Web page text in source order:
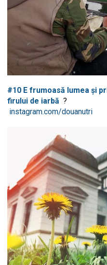
#10 E frumoasă lumea și
firului de iarbă ?
instagram.com/douanutri